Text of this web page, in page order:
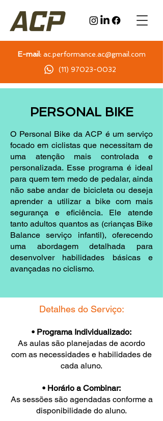
E-mail: ac.performance.ac@gmail.com
(11) 97023-0032
PERSONAL BIKE
O Personal Bike da ACP é um serviço
focado em ciclistas que necessitam de
uma atenção mais controlada e
personalizada. Esse programa é ideal
para quem tem medo de pedalar, ainda
não sabe andar de bicicleta ou deseja
aprender a utilizar a bike com mais
segurança e eficiência. Ele atende
tanto adultos quantos as (crianças Bike
Balance serviço infantil), oferecendo
uma abordagem detalhada para
desenvolver habilidades básicas e
avançadas no ciclismo.
Detalhes do Serviço:
• Programa Individualizado:
As aulas são planejadas de acordo
com as necessidades e habilidades de
cada aluno.
• Horário a Combinar:
As sessões são agendadas conforme a
disponibilidade do aluno.